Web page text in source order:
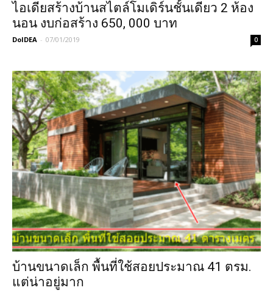
ไอเดียสร้างบ้านสไตล์โมเดิร์นชั้นเดียว 2 ห้อง
นอน​ งบก่อสร้าง​ 650, 000​ บาท
DoIDEA - 07/01/2019 0
บ้านขนาดเล็ก พื้นที่ใช้สอยประมาณ 41 ตรม.
แต่น่าอยู่มาก